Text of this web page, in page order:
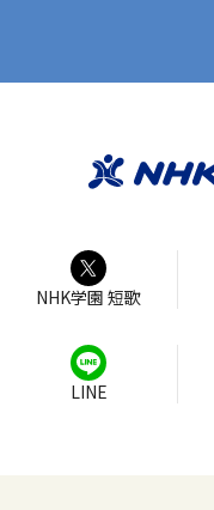
NHK学園 短歌
LINE